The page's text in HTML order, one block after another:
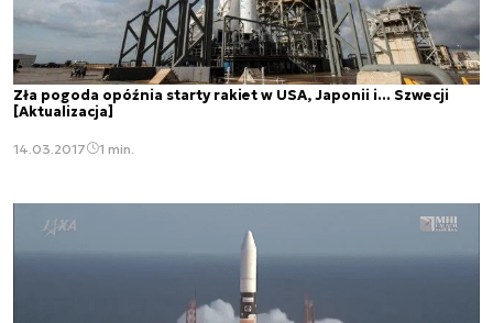
Zła pogoda opóźnia starty rakiet w USA, Japonii i... Szwecji
[Aktualizacja]
14.03.2017 1 min.